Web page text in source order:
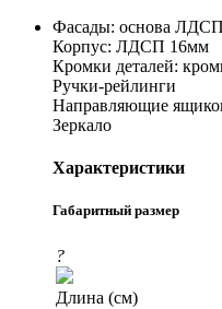
Фасады: основа
Корпус: ЛДСП 16мм
Кромки деталей:
Ручки-рейлинги
Направляющие
Зеркало
Характеристики
Габаритный размер
?
Длина (см)